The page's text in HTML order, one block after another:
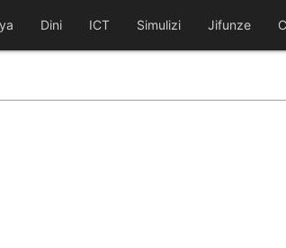
Dini ICT Simulizi Jifunze